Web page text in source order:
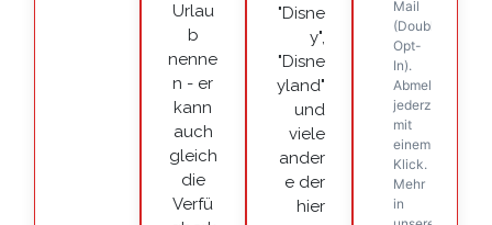
Urlau
b
nenne
n - er
kann
auch
gleich
die
Verfü
"Disne
y",
"Disne
yland"
und
viele
ander
e der
hier